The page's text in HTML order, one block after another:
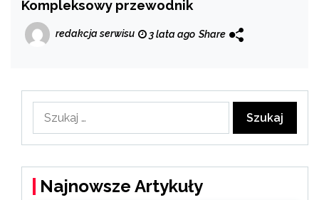
Kompleksowy przewodnik
redakcja serwisu 3 lata ago Share
Najnowsze Artykuły